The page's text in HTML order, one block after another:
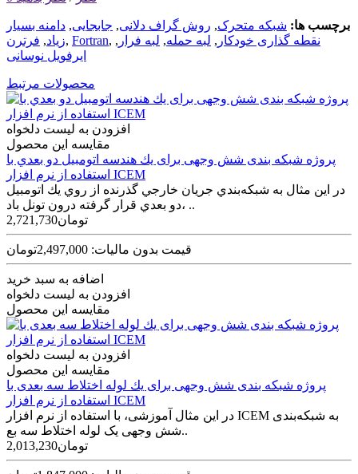
برچسب ها: شبکه متحرک, روش گراف دلانی, جابجایی, دامنه بسیار
زیاد, فرترن , Fortran, نقطه گذاری خودکار , لبه حمله, لبه فرار ,
ایرفویل نوسانی
محصولات مرتبط
افزودن به لیست دلخواه
مقایسه این محصول
پروژه شبکه بندی شش وجهی برای يك هندسه اتومبيل دو بعدي با
استفاده از نرم افزار ICEM
در اين مثال به شبكه‌بندي جريان خارجي گذرنده از روي يك اتومبيل
دو بعدي قرار گرفته درون تونل باد، ..
2,721,730تومان
قیمت بدون مالیات: 2,497,000تومان
اضافه به سبد خرید
افزودن به لیست دلخواه
مقایسه این محصول
افزودن به لیست دلخواه
مقایسه این محصول
پروژه شبکه بندی شش وجهی برای يك لوله اختلاط سه بعدی با
استفاده از نرم افزار ICEM
در این مثال آموزشی، با استفاده از نرم افزار ICEM به شبکه‌بندی
شش وجهی یک لوله اختلاط سه بع..
2,013,230تومان